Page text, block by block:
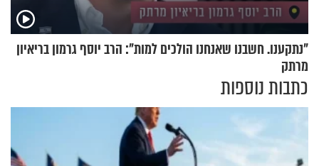
"נתקענו. חשבנו שאנחנו הולכים למות": הרב יוסף גרמון בריאיון
מרתק
כתבות נוספות